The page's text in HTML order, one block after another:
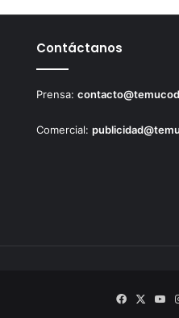
Contáctanos
Prensa:
Comercial:
Facebook